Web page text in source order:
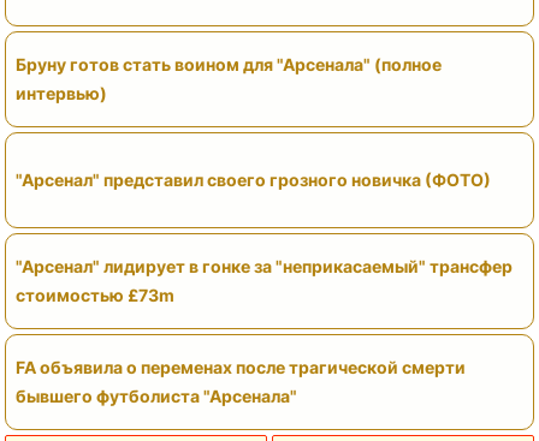
Бруну готов стать воином для "Арсенала" (полное
интервью)
"Арсенал" представил своего грозного новичка (ФОТО)
"Арсенал" лидирует в гонке за "неприкасаемый" трансфер
стоимостью £73m
FA объявила о переменах после трагической смерти
бывшего футболиста "Арсенала"